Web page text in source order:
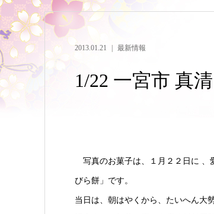
2013.01.21 最新情報
1/22 一宮市 真
写真のお菓子は、１月２２日に 、
びら餅」です。
当日は、朝はやくから、たいへん大